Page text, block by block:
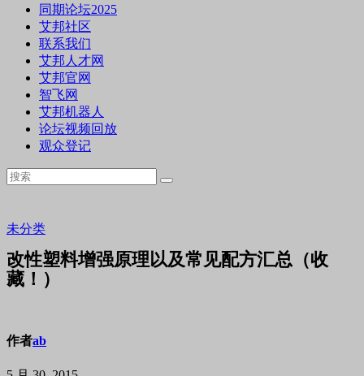
同期论坛2025
艾邦社区
联系我们
艾邦人才网
艾邦官网
智飞网
艾邦机器人
论坛视频回放
观众登记
未分类
改性塑料增强原理以及常见配方汇总（收
藏！）
作者ab